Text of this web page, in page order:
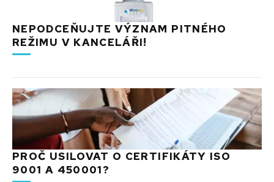
NEPODCEŇUJTE VÝZNAM PITNÉHO
REŽIMU V KANCELÁŘI!
PROČ USILOVAT O CERTIFIKÁTY ISO
9001 A 450001?